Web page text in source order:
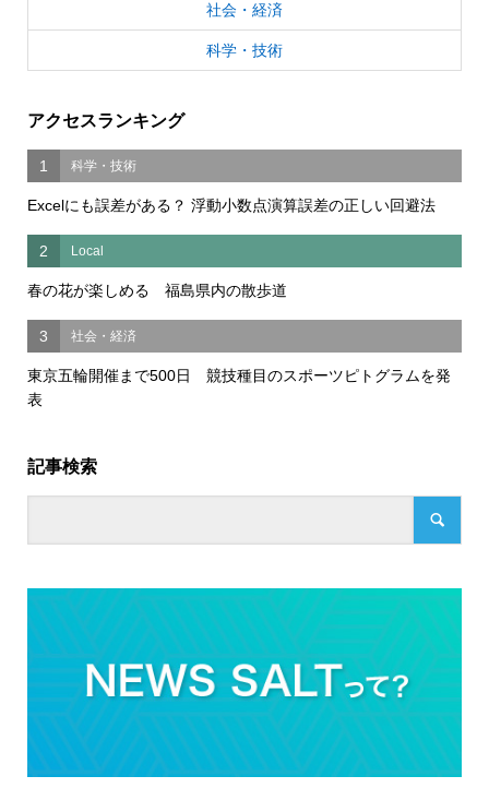
社会・経済
科学・技術
アクセスランキング
1 科学・技術
Excelにも誤差がある？ 浮動小数点演算誤差の正しい回避法
2 Local
春の花が楽しめる 福島県内の散歩道
3 社会・経済
東京五輪開催まで500日 競技種目のスポーツピトグラムを発
表
記事検索